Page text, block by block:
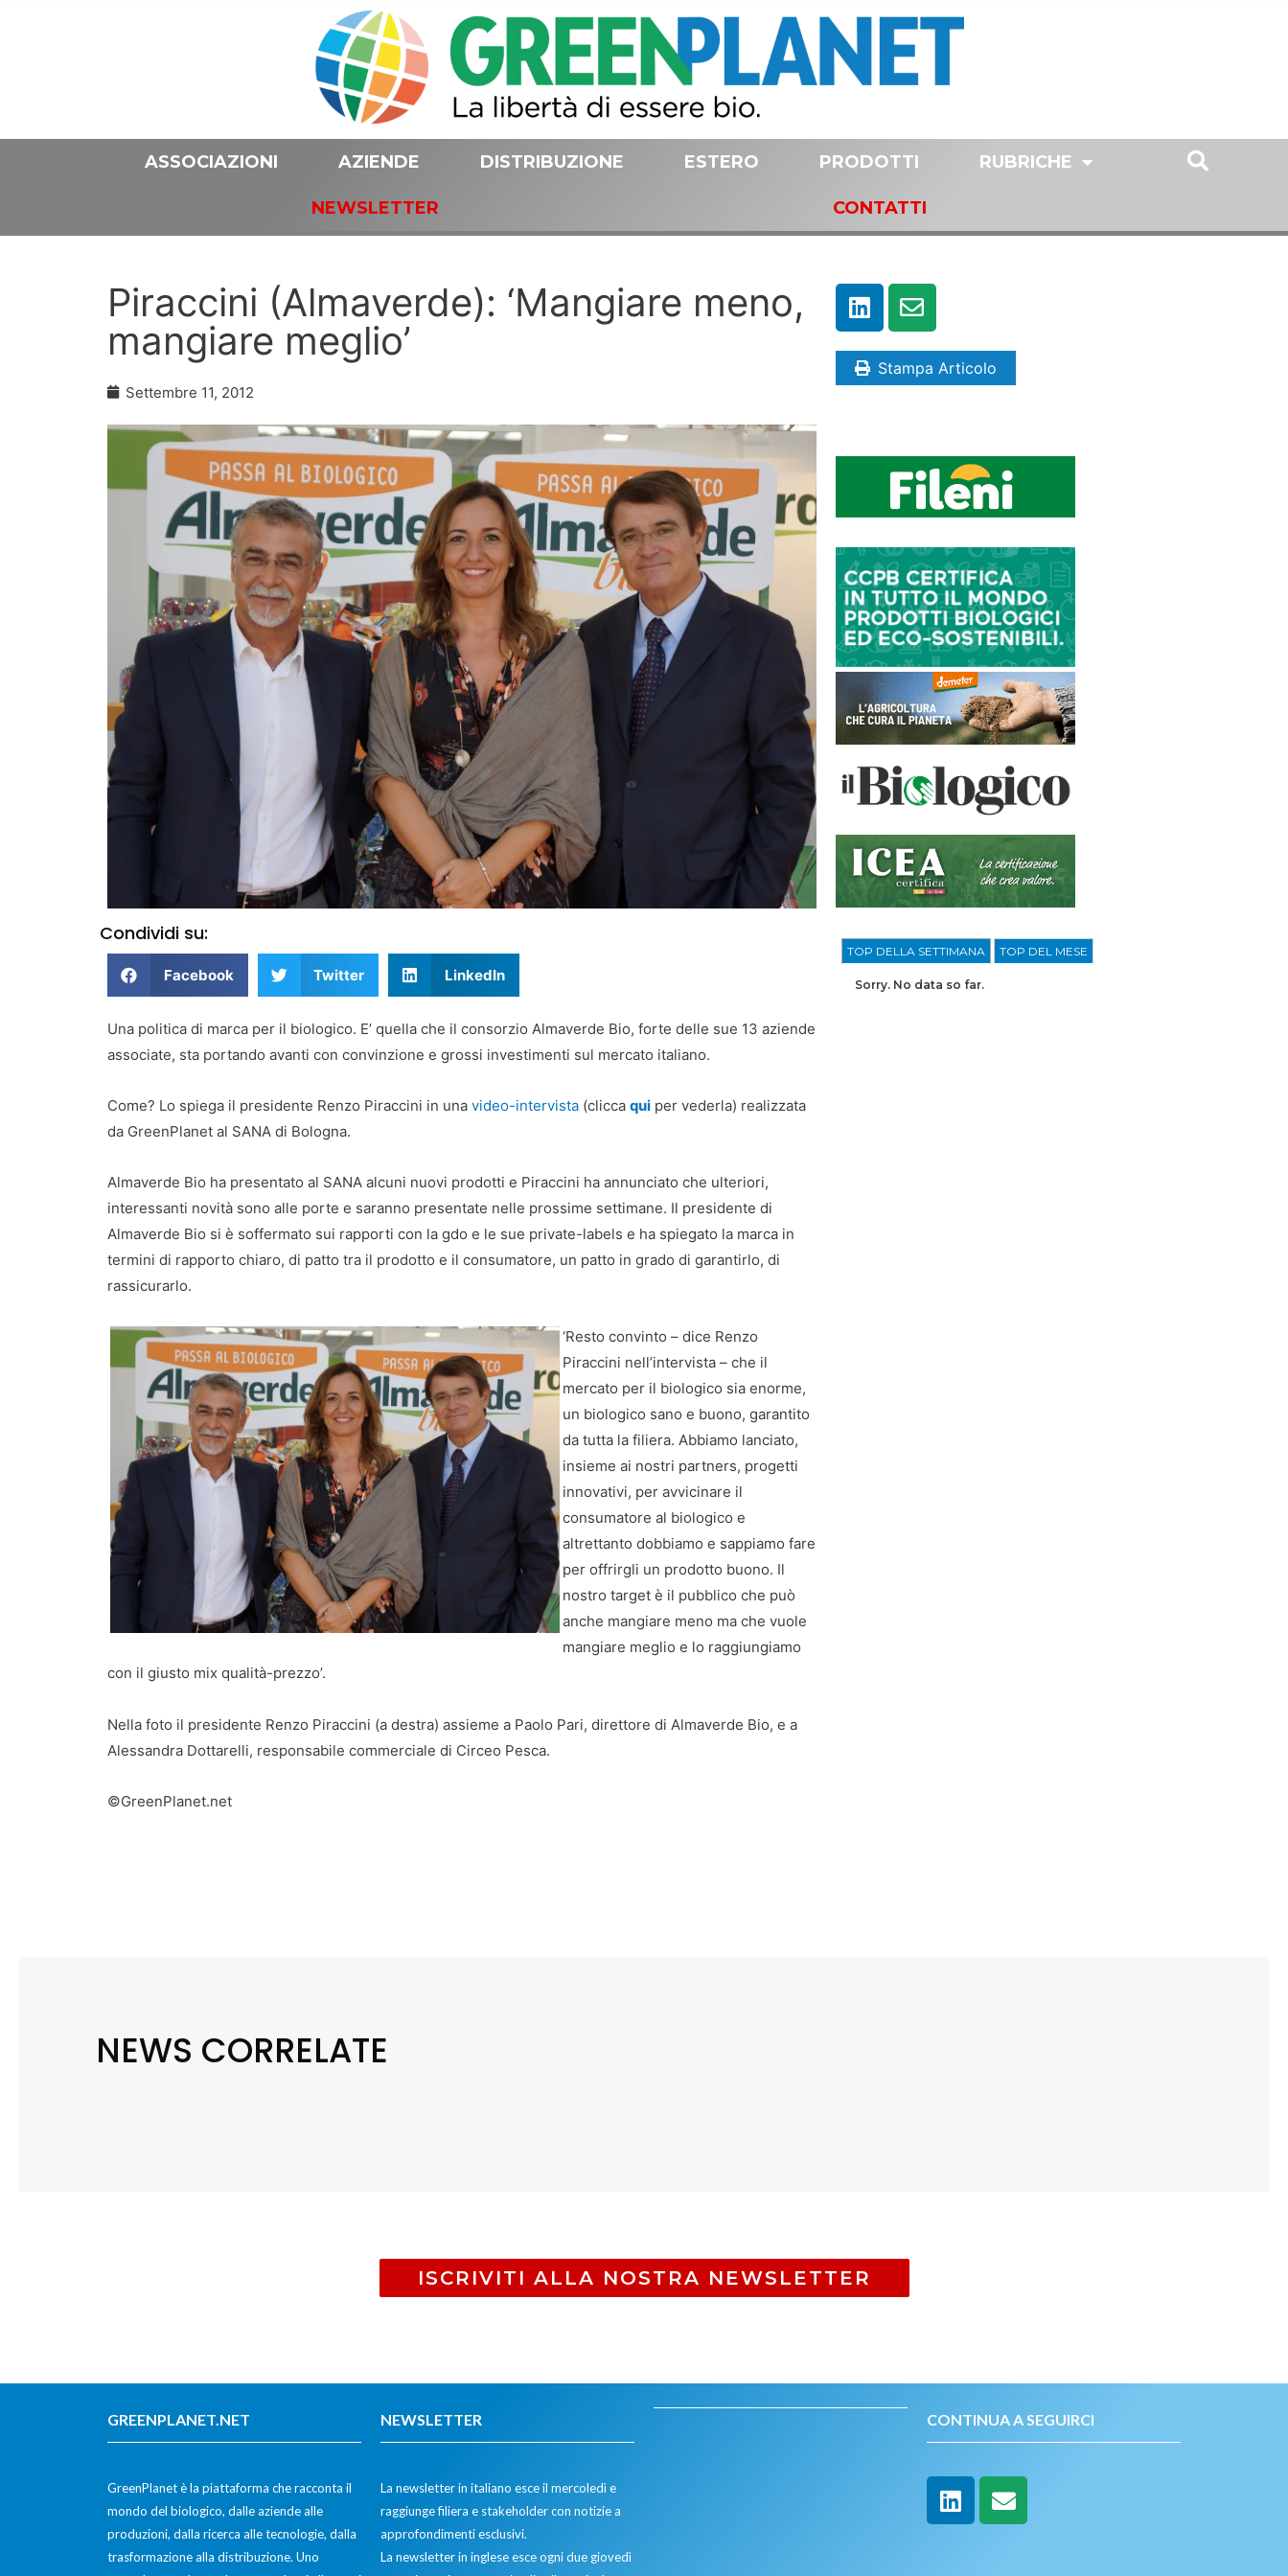
ASSOCIAZIONI AZIENDE DISTRIBUZIONE ESTERO PRODOTTI RUBRICHE
NEWSLETTER CONTATTI
Piraccini (Almaverde): ‘Mangiare meno,
mangiare meglio’
Settembre 11, 2012
Condividi su:
Facebook Twitter LinkedIn
Una politica di marca per il biologico. E’ quella che il consorzio Almaverde Bio, forte delle sue 13 aziende
associate, sta portando avanti con convinzione e grossi investimenti sul mercato italiano.
Come? Lo spiega il presidente Renzo Piraccini in una video-intervista (clicca qui per vederla) realizzata
da GreenPlanet al SANA di Bologna.
Almaverde Bio ha presentato al SANA alcuni nuovi prodotti e Piraccini ha annunciato che ulteriori,
interessanti novità sono alle porte e saranno presentate nelle prossime settimane. Il presidente di
Almaverde Bio si è soffermato sui rapporti con la gdo e le sue private-labels e ha spiegato la marca in
termini di rapporto chiaro, di patto tra il prodotto e il consumatore, un patto in grado di garantirlo, di
rassicurarlo.
‘Resto convinto – dice Renzo
Piraccini nell’intervista – che il
mercato per il biologico sia enorme,
un biologico sano e buono, garantito
da tutta la filiera. Abbiamo lanciato,
insieme ai nostri partners, progetti
innovativi, per avvicinare il
consumatore al biologico e
altrettanto dobbiamo e sappiamo fare
per offrirgli un prodotto buono. Il
nostro target è il pubblico che può
anche mangiare meno ma che vuole
mangiare meglio e lo raggiungiamo
con il giusto mix qualità-prezzo’.
Nella foto il presidente Renzo Piraccini (a destra) assieme a Paolo Pari, direttore di Almaverde Bio, e a
Alessandra Dottarelli, responsabile commerciale di Circeo Pesca.
©GreenPlanet.net
Stampa Articolo
TOP DELLA SETTIMANA TOP DEL MESE
Sorry. No data so far.
NEWS CORRELATE
ISCRIVITI ALLA NOSTRA NEWSLETTER
GREENPLANET.NET
GreenPlanet è la piattaforma che racconta il
mondo del biologico, dalle aziende alle
produzioni, dalla ricerca alle tecnologie, dalla
trasformazione alla distribuzione. Uno
NEWSLETTER
La newsletter in italiano esce il mercoledì e
raggiunge filiera e stakeholder con notizie a
approfondimenti esclusivi.
La newsletter in inglese esce ogni due giovedì
CONTINUA A SEGUIRCI